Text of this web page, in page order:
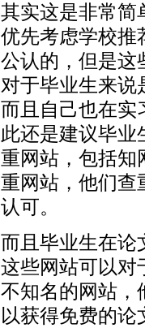
其实这是非常简
优先考虑学校推
公认的，但是这
对于毕业生来说
而且自己也在实
此还是建议毕
重网站，包括知
重网站，他们查
认可。
而且毕业生在论
这些网站可以对
不知名的网站，
以获得免费的